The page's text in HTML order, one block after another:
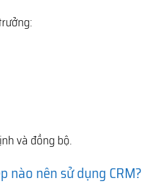
và đồng bộ.
nào nên sử dụng CRM?